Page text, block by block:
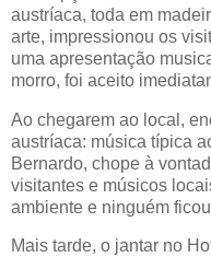
austríaca, toda em
arte, impressionou os
uma apresentação
morro, foi aceito
Ao chegarem ao local,
austríaca: música típica
Bernardo, chope à
visitantes e músicos
ambiente e ninguém
Mais tarde, o jantar no